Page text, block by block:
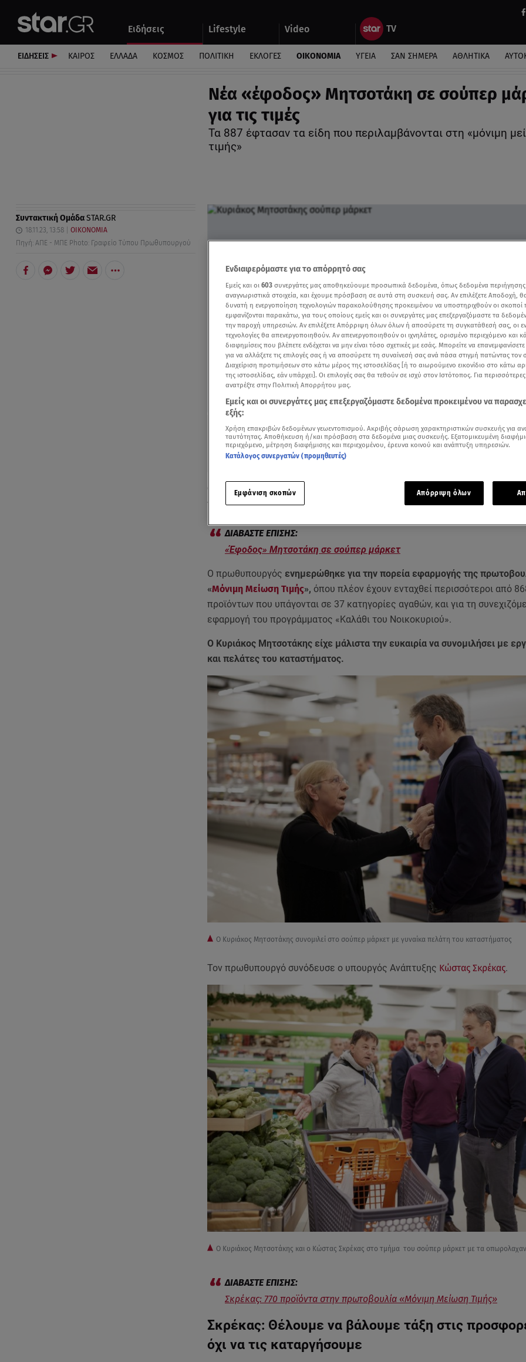
Ειδήσεις Lifestyle Video
Αυτοκίνητο
ΕΙΔΗΣΕΙΣ ΚΑΙΡΟΣ ΕΛΛΑΔΑ ΚΟΣΜΟΣ ΠΟΛΙΤΙΚΗ ΕΚΛΟΓΕΣ ΟΙΚΟΝΟΜΙΑ ΥΓΕΙΑ ΣΑΝ ΣΗΜΕΡΑ ΑΘΛΗΤΙΚΑ
Νέα «έφοδος» Μητσοτάκη σε σούπερ
για τις τιμές
Τα 887 έφτασαν τα είδη που περιλαμβάνονται στη «μόνιμη
τιμής»
Συντακτική ΟμάδαSTAR.GR
18.11.23, 13:58
ΟΙΚΟΝΟΜΙΑ
Πηγή: ΑΠΕ - ΜΠΕ Photo: Γραφείο Τύπου Πρωθυπουργού
Δείτε περισσότερα άρθρα μας στα αποτελέσματα αναζήτησης
Add star.gr on Google
Ο πρωθυπουργόςΚυριάκος Μητσοτάκης
επισκέφθηκε το πρωί σούπερ
περιοχή της Λεωφόρου Αθηνών.
«Έφοδος» Μητσοτάκη σε σούπερ μάρκετ
Ο πρωθυπουργός ενημερώθηκε για την πορεία εφαρμογής της
«Μόνιμη Μείωση Τιμής», όπου πλέον έχουν ενταχθεί περισσότεροι από
προϊόντων που υπάγονται σε 37 κατηγορίες αγαθών, και για τη
εφαρμογή του προγράμματος «Καλάθι του Νοικοκυριού».
Ο Κυριάκος Μητσοτάκης είχε μάλιστα την ευκαιρία να συνομιλήσει με
και πελάτες του καταστήματος.
Ο Κυριάκος Μητσοτάκης συνομιλεί στο σούπερ μάρκετ με γυναίκα πελάτη του καταστήματος
Τον πρωθυπουργό συνόδευσε ο υπουργός Ανάπτυξης Κώστας Σκρέκας.
Ο Κυριάκος Μητσοτάκης και ο Κώστας Σκρέκας στο τμήμα του σούπερ μάρκετ με τα
Σκρέκας: 770 προϊόντα στην πρωτοβουλία «Μόνιμη Μείωση Τιμής»
Σκρέκας: Θέλουμε να βάλουμε τάξη στις
όχι να τις καταργήσουμε
Ενδιαφερόμαστε για το απόρρητό σας
Εμείς και οι 603 συνεργάτες μας αποθηκεύουμε προσωπικά δεδομένα, όπως δεδομένα
αναγνωριστικά στοιχεία, και έχουμε πρόσβαση σε αυτά στη συσκευή σας. Αν επιλέξετε Αποδοχή,
δυνατή η ενεργοποίηση τεχνολογιών παρακολούθησης προκειμένου να υποστηριχθούν οι σκοποί
εμφανίζονται παρακάτω, για τους οποίους εμείς και οι συνεργάτες μας επεξεργαζόμαστε τα
την παροχή υπηρεσιών. Αν επιλέξετε Απόρριψη όλων όλων ή αποσύρετε τη συγκατάθεσή σας, οι
τεχνολογίες θα απενεργοποιηθούν. Αν απενεργοποιηθούν οι ιχνηλάτες, ορισμένο περιεχόμενο και
διαφημίσεις που βλέπετε ενδέχεται να μην είναι τόσο σχετικές με εσάς. Μπορείτε να
για να αλλάξετε τις επιλογές σας ή να αποσύρετε τη συναίνεσή σας ανά πάσα στιγμή πατώντας τον
Διαχείριση προτιμήσεων στο κάτω μέρος της ιστοσελίδας [ή το αιωρούμενο εικονίδιο στο κάτω
της ιστοσελίδας, εάν υπάρχει]. Οι επιλογές σας θα τεθούν σε ισχύ στον Ιστότοπος. Για
ανατρέξτε στην Πολιτική Απορρήτου μας.
Εμείς και οι συνεργάτες μας επεξεργαζόμαστε δεδομένα προκειμένου να
εξής:
Χρήση επακριβών δεδομένων γεωεντοπισμού. Ακριβής σάρωση χαρακτηριστικών συσκευής για
ταυτότητας. Αποθήκευση ή/και πρόσβαση στα δεδομένα μιας συσκευής. Εξατομικευμένη
περιεχόμενο, μέτρηση διαφήμισης και περιεχομένου, έρευνα κοινού και ανάπτυξη υπηρεσιών.
Κατάλογος συνεργατών (προμηθευτές)
Εμφάνιση σκοπών Απόρριψη όλων